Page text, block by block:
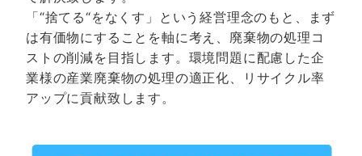
「“捨てる“をなくす」という経営理念のもと、まず
は有価物にすることを軸に考え、廃棄物の処理コ
ストの削減を目指します。環境問題に配慮した企
業様の産業廃棄物の処理の適正化、リサイクル率
アップに貢献致します。